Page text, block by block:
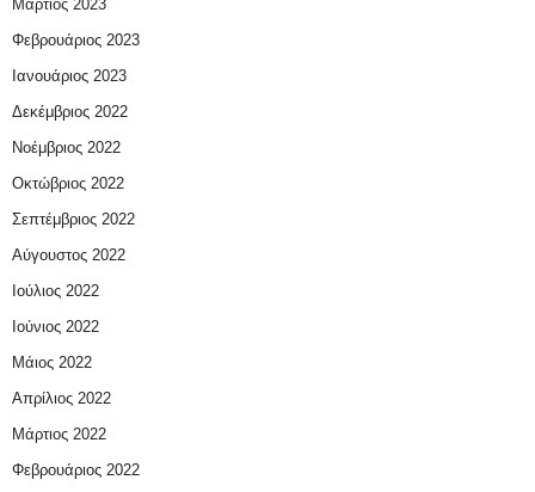
Μάρτιος 2023
Φεβρουάριος 2023
Ιανουάριος 2023
Δεκέμβριος 2022
Νοέμβριος 2022
Οκτώβριος 2022
Σεπτέμβριος 2022
Αύγουστος 2022
Ιούλιος 2022
Ιούνιος 2022
Μάιος 2022
Απρίλιος 2022
Μάρτιος 2022
Φεβρουάριος 2022